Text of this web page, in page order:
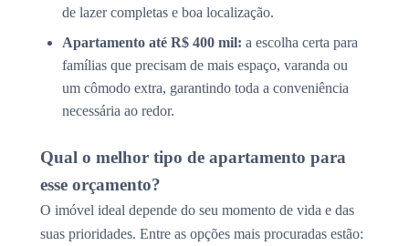
de lazer completas e boa localização.
Apartamento até R$ 400 mil: a escolha certa para
famílias que precisam de mais espaço, varanda ou
um cômodo extra, garantindo toda a conveniência
necessária ao redor.
Qual o melhor tipo de apartamento para
esse orçamento?
O imóvel ideal depende do seu momento de vida e das
suas prioridades. Entre as opções mais procuradas estão: